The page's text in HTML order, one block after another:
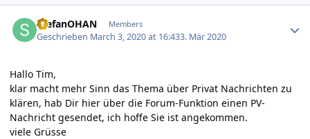
StefanOHAN Members
Geschrieben March 3, 2020 at 16:433. Mär 2020
Hallo Tim,
klar macht mehr Sinn das Thema über Privat Nachrichten zu
klären, hab Dir hier über die Forum-Funktion einen PV-
Nachricht gesendet, ich hoffe Sie ist angekommen.
viele Grüsse